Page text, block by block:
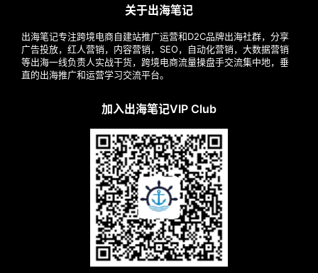
关于出海笔记
出海笔记专注跨境电商自建站推广运营和D2C品牌出海社群，分享
广告投放，红人营销，内容营销，SEO，自动化营销，大数据营销
等出海一线负责人实战干货，跨境电商流量操盘手交流集中地，垂
直的出海推广和运营学习交流平台。
加入出海笔记VIP Club